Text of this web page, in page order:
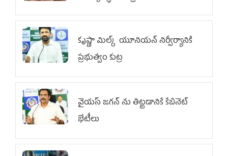
కృష్ణా మిల్క్‌ యూనియన్‌ నిర్వీర్యానికి
ప్రభుత్వం కుట్ర
వైయ‌స్ జగన్‌ ను తిట్టడానికే కేబినెట్‌
భేటీలు